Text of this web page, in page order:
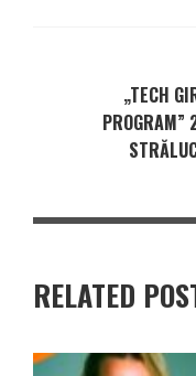
„TECH
RELATED